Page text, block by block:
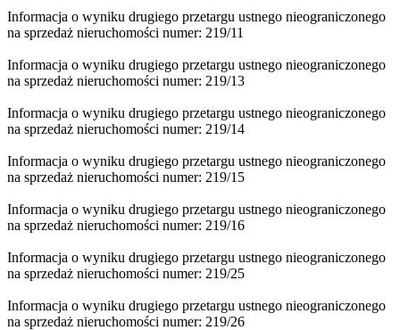
Informacja o wyniku drugiego przetargu ustnego nieograniczonego
na sprzedaż nieruchomości numer: 219/11
Informacja o wyniku drugiego przetargu ustnego nieograniczonego
na sprzedaż nieruchomości numer: 219/13
Informacja o wyniku drugiego przetargu ustnego nieograniczonego
na sprzedaż nieruchomości numer: 219/14
Informacja o wyniku drugiego przetargu ustnego nieograniczonego
na sprzedaż nieruchomości numer: 219/15
Informacja o wyniku drugiego przetargu ustnego nieograniczonego
na sprzedaż nieruchomości numer: 219/16
Informacja o wyniku drugiego przetargu ustnego nieograniczonego
na sprzedaż nieruchomości numer: 219/25
Informacja o wyniku drugiego przetargu ustnego nieograniczonego
na sprzedaż nieruchomości numer: 219/26